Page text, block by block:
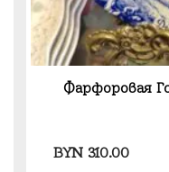
Фарфоровая
BYN310.00